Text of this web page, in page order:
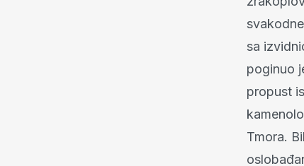
sa
poginuo
propust
Tmora.